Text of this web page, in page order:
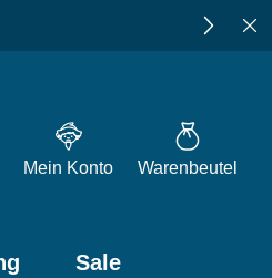
Mein Konto Warenbeutel
Sale